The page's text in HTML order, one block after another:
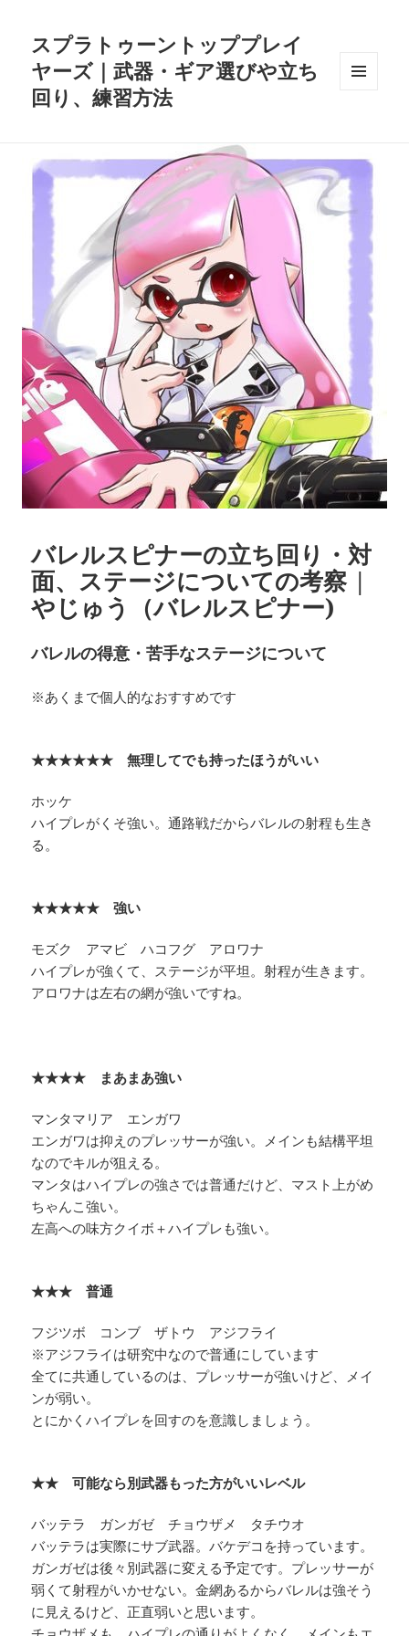
スプラトゥーントッププレイ
ヤーズ｜武器・ギア選びや立ち
回り、練習方法
バレルスピナーの立ち回り・対
面、ステージについての考察 |
やじゅう（バレルスピナー)
バレルの得意・苦手なステージについて
※あくまで個人的なおすすめです
★★★★★★ 無理してでも持ったほうがいい
ホッケ
ハイプレがくそ強い。通路戦だからバレルの射程も生き
る。
★★★★★ 強い
モズク アマビ ハコフグ アロワナ
ハイプレが強くて、ステージが平坦。射程が生きます。
アロワナは左右の網が強いですね。
★★★★ まあまあ強い
マンタマリア エンガワ
エンガワは抑えのプレッサーが強い。メインも結構平坦
なのでキルが狙える。
マンタはハイプレの強さでは普通だけど、マスト上がめ
ちゃんこ強い。
左高への味方クイボ＋ハイプレも強い。
★★★ 普通
フジツボ コンブ ザトウ アジフライ
※アジフライは研究中なので普通にしています
全てに共通しているのは、プレッサーが強いけど、メイ
ンが弱い。
とにかくハイプレを回すのを意識しましょう。
★★ 可能なら別武器もった方がいいレベル
バッテラ ガンガゼ チョウザメ タチウオ
バッテラは実際にサブ武器。バケデコを持っています。
ガンガゼは後々別武器に変える予定です。プレッサーが
弱くて射程がいかせない。金網あるからバレルは強そう
に見えるけど、正直弱いと思います。